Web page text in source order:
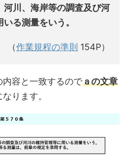
河川、海岸等の調査及び河
る測量をいう。
（作業規程の準則 154P）
内容と一致するのでａの文章
ります。